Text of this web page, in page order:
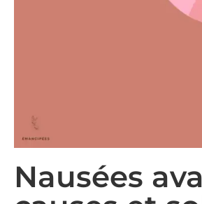
Nausées